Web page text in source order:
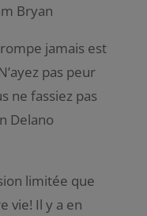
Bryan
jamais est
pas peur
ne fassiez pas
Delano
limitée que
vie! Il y a en